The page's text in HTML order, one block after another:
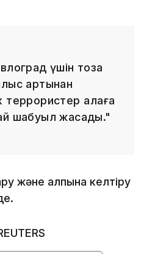
үшін тозақ
артынан
қалаға
шабуыл жасады."
және қалпына келтіру